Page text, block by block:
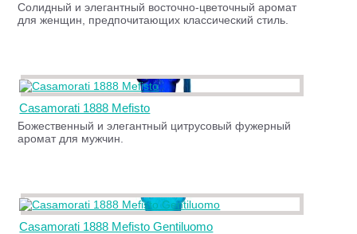
Солидный и элегантный восточно-цветочный аромат
для женщин, предпочитающих классический стиль.
Casamorati 1888 Mefisto
Божественный и элегантный цитрусовый фужерный
аромат для мужчин.
Casamorati 1888 Mefisto Gentiluomo